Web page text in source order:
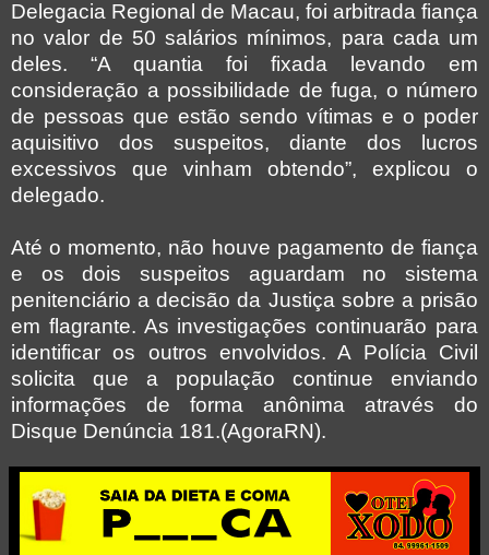
Delegacia Regional de Macau, foi arbitrada fiança
no valor de 50 salários mínimos, para cada um
deles. “A quantia foi fixada levando em
consideração a possibilidade de fuga, o número
de pessoas que estão sendo vítimas e o poder
aquisitivo dos suspeitos, diante dos lucros
excessivos que vinham obtendo”, explicou o
delegado.
Até o momento, não houve pagamento de fiança
e os dois suspeitos aguardam no sistema
penitenciário a decisão da Justiça sobre a prisão
em flagrante. As investigações continuarão para
identificar os outros envolvidos. A Polícia Civil
solicita que a população continue enviando
informações de forma anônima através do
Disque Denúncia 181.(AgoraRN).